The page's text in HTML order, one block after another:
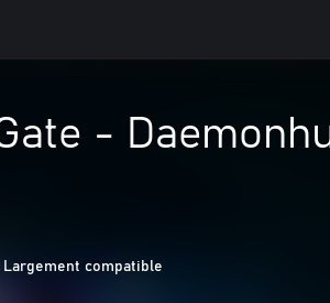
-
Largement compatible